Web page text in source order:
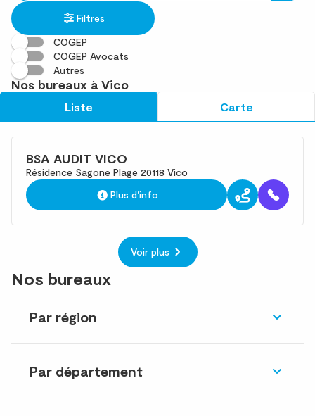
établissement
une
adresse
trouvé(s)
Filtres
COGEP
COGEP Avocats
Autres
Nos bureaux à Vico
Liste Carte
BSA AUDIT VICO
Résidence Sagone Plage 20118 Vico
Plus d'info
Voir plus
Nos bureaux
Par région
Par département